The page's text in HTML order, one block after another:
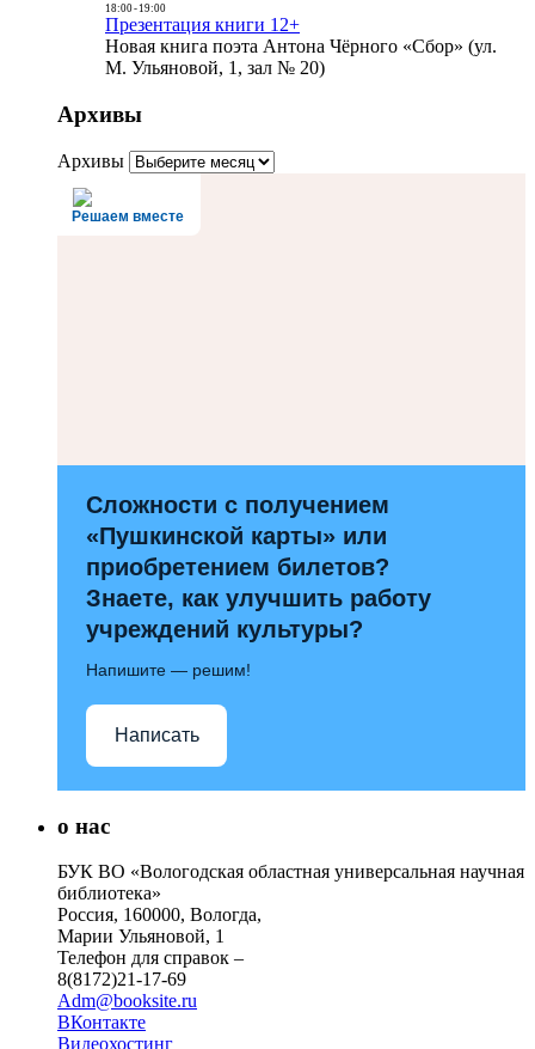
18:00- 19:00
Презентация книги 12+
Новая книга поэта Антона Чёрного «Сбор» (ул.
М. Ульяновой, 1, зал № 20)
Архивы
Архивы
Решаем вместе
Сложности с получением
«Пушкинской карты» или
приобретением билетов?
Знаете, как улучшить работу
учреждений культуры?
Напишите — решим!
Написать
о нас
БУК ВО «Вологодская областная универсальная научная
библиотека»
Россия, 160000, Вологда,
Марии Ульяновой, 1
Телефон для справок –
8(8172)21-17-69
Adm@booksite.ru
ВКонтакте
Видеохостинг